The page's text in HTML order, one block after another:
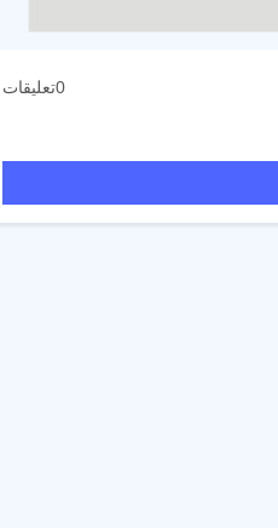
0تعليقات